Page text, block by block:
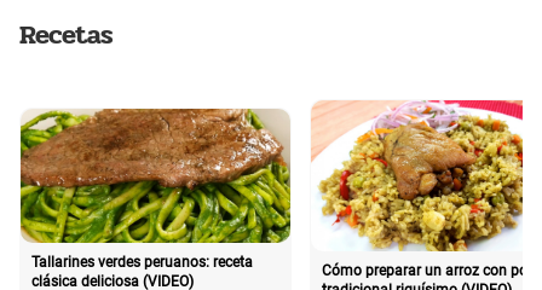
Recetas
Tallarines verdes peruanos: receta
clásica deliciosa (VIDEO)
Cómo preparar un arroz con pollo